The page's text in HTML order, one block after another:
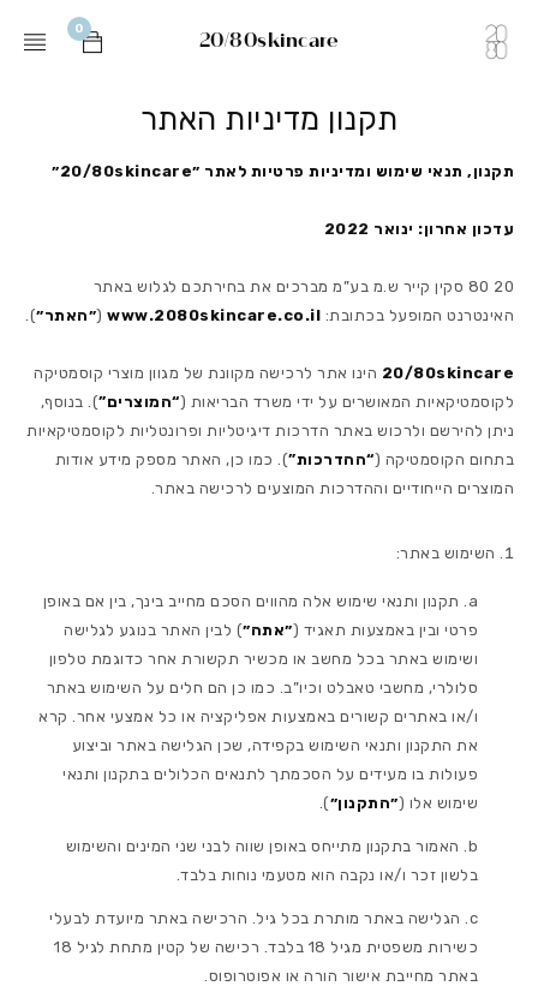
0 20/80skincare
תקנון מדיניות האתר
תקנון, תנאי שימוש ומדיניות פרטיות לאתר ״20/80skincare״
עדכון אחרון: ינואר 2022
20 80 סקין קייר ש.מ בע”מ מברכים את בחירתכם לגלוש באתר
האינטרנט המופעל בכתובת: www.2080skincare.co.il
(״האתר״).
20/80skincare הינו אתר לרכישה מקוונת של מגוון מוצרי קוסמטיקה
לקוסמטיקאיות המאושרים על ידי משרד הבריאות (“המוצרים”). בנוסף,
ניתן להירשם ולרכוש באתר הדרכות דיגיטליות ופרונטליות לקוסמטיקאיות
בתחום הקוסמטיקה (“ההדרכות”). כמו כן, האתר מספק מידע אודות
המוצרים הייחודיים וההדרכות המוצעים לרכישה באתר.
השימוש באתר:
תקנון ותנאי שימוש אלה מהווים הסכם מחייב בינך, בין אם באופן
פרטי ובין באמצעות תאגיד (״אתה״) לבין האתר בנוגע לגלישה
ושימוש באתר בכל מחשב או מכשיר תקשורת אחר כדוגמת טלפון
סלולרי, מחשבי טאבלט וכיו”ב. כמו כן הם חלים על השימוש באתר
ו/או באתרים קשורים באמצעות אפליקציה או כל אמצעי אחר. קרא
את התקנון ותנאי השימוש בקפידה, שכן הגלישה באתר וביצוע
פעולות בו מעידים על הסכמתך לתנאים הכלולים בתקנון ותנאי
שימוש אלו (״התקנון״).
האמור בתקנון מתייחס באופן שווה לבני שני המינים והשימוש
בלשון זכר ו/או נקבה הוא מטעמי נוחות בלבד.
הגלישה באתר מותרת בכל גיל. הרכישה באתר מיועדת לבעלי
כשירות משפטית מגיל 18 בלבד. רכישה של קטין מתחת לגיל 18
באתר מחייבת אישור הורה או אפוטרופוס.